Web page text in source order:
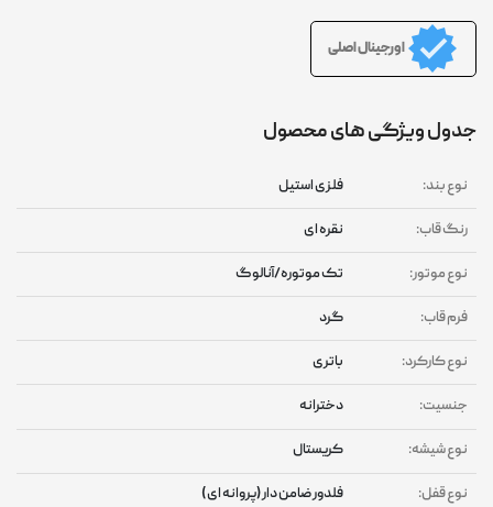
اورجینال اصلی
جدول ویژگی های محصول
نوع بند: فلزی استیل
رنگ قاب: نقره ای
نوع موتور: تک موتوره/آنالوگ
فرم قاب: گرد
نوع کارکرد: باتری
جنسیت: دخترانه
نوع شیشه: کریستال
نوع قفل: فلدور ضامن دار (پروانه ای )